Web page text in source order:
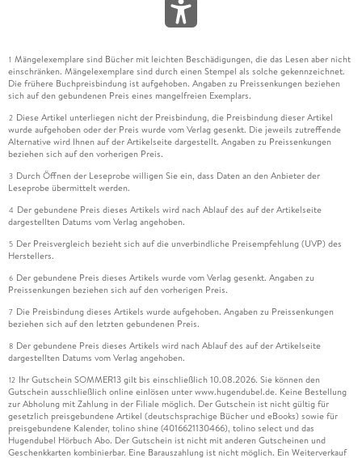
1 Mängelexemplare sind Bücher mit leichten Beschädigungen, die das Lesen aber nicht
einschränken. Mängelexemplare sind durch einen Stempel als solche gekennzeichnet.
Die frühere Buchpreisbindung ist aufgehoben. Angaben zu Preissenkungen beziehen
sich auf den gebundenen Preis eines mangelfreien Exemplars.
2 Diese Artikel unterliegen nicht der Preisbindung, die Preisbindung dieser Artikel
wurde aufgehoben oder der Preis wurde vom Verlag gesenkt. Die jeweils zutreffende
Alternative wird Ihnen auf der Artikelseite dargestellt. Angaben zu Preissenkungen
beziehen sich auf den vorherigen Preis.
3 Durch Öffnen der Leseprobe willigen Sie ein, dass Daten an den Anbieter der
Leseprobe übermittelt werden.
4 Der gebundene Preis dieses Artikels wird nach Ablauf des auf der Artikelseite
dargestellten Datums vom Verlag angehoben.
5 Der Preisvergleich bezieht sich auf die unverbindliche Preisempfehlung (UVP) des
Herstellers.
6 Der gebundene Preis dieses Artikels wurde vom Verlag gesenkt. Angaben zu
Preissenkungen beziehen sich auf den vorherigen Preis.
7 Die Preisbindung dieses Artikels wurde aufgehoben. Angaben zu Preissenkungen
beziehen sich auf den letzten gebundenen Preis.
8 Der gebundene Preis dieses Artikels wird nach Ablauf des auf der Artikelseite
dargestellten Datums vom Verlag angehoben.
12 Ihr Gutschein SOMMER13 gilt bis einschließlich 10.08.2026. Sie können den
Gutschein ausschließlich online einlösen unter www.hugendubel.de. Keine Bestellung
zur Abholung mit Zahlung in der Filiale möglich. Der Gutschein ist nicht gültig für
gesetzlich preisgebundene Artikel (deutschsprachige Bücher und eBooks) sowie für
preisgebundene Kalender, tolino shine (4016621130466), tolino select und das
Hugendubel Hörbuch Abo. Der Gutschein ist nicht mit anderen Gutscheinen und
Geschenkkarten kombinierbar. Eine Barauszahlung ist nicht möglich. Ein Weiterverkauf